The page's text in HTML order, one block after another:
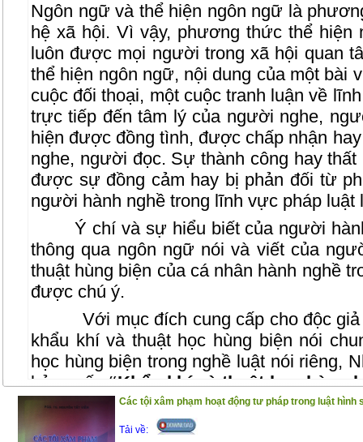
Ngôn ngữ và thể hiện ngôn ngữ là
hệ xã hội. Vì vậy, phương thức thể hiện
luôn được mọi người trong xã hội quan
thể hiện ngôn ngữ, nội dung của một bài
cuộc đối thoại, một cuộc tranh luận về
trực tiếp đến tâm lý của người nghe,
hiện được đồng tình, được chấp nhận
nghe, người đọc. Sự thành công hay
được sự đồng cảm hay bị phản đối từ
người hành nghề trong lĩnh vực pháp luật
Ý chí và sự hiểu biết của người
thông qua ngôn ngữ nói và viết của
thuật hùng biện của cá nhân hành nghề
được chú ý.
Với mục đích cung cấp cho độc
khẩu khí và thuật học hùng biện nói
học hùng biện trong nghề luật nói riêng,
bản cuốn“Khẩu khí và thuật học hùng
PGS.TS. Phùng Trung Tập- Giảng viên
Luật Hà Nội, người có nhiều năm kinh
Các tội xâm phạm hoạt động tư pháp trong luật hình
Tải về: